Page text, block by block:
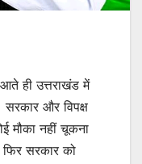
ही उत्तराखंड में
सरकार और विपक्ष
मौका नहीं चूकना
फिर सरकार को